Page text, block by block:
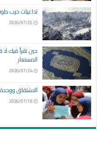
تداعيات حرب
2026/07/25
حين تقرأ فيك لا
المستعار
2026/07/24
الاشتقاق
2026/07/18